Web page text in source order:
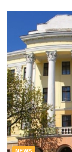
NEWS